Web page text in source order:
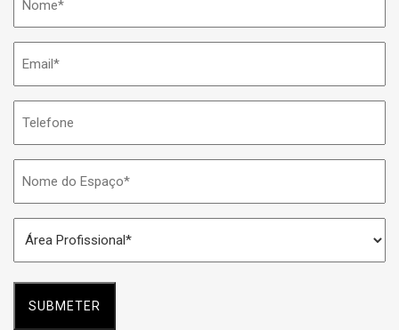
do
Espaço
Profissional
*